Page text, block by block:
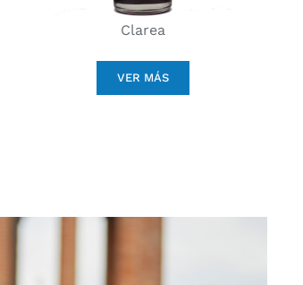
Clarea
VER MÁS